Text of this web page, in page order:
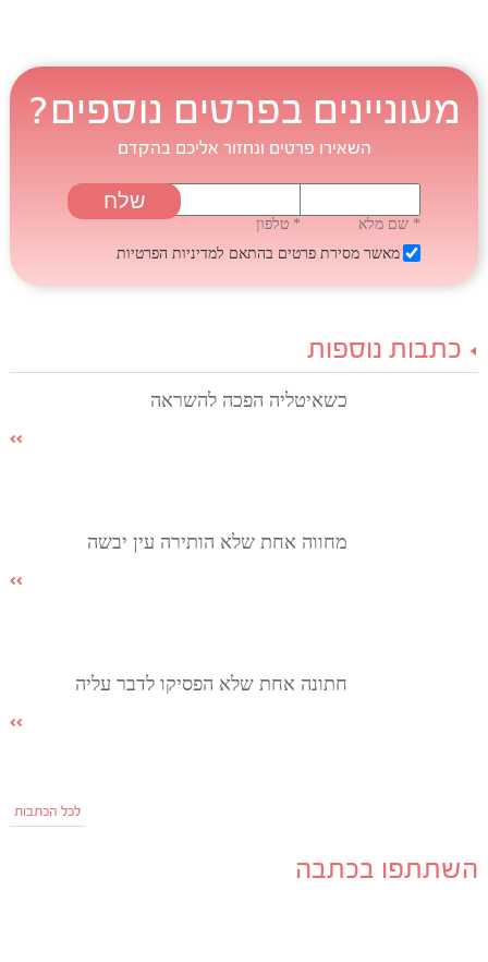
מעוניינים בפרטים נוספים?
השאירו פרטים ונחזור אליכם בהקדם
* שם מלא
* טלפון
מאשר מסירת פרטים בהתאם למדיניות הפרטיות
כתבות נוספות
כשאיטליה הפכה להשראה
מחווה אחת שלא הותירה עין יבשה
חתונה אחת שלא הפסיקו לדבר עליה
לכל הכתבות
השתתפו בכתבה